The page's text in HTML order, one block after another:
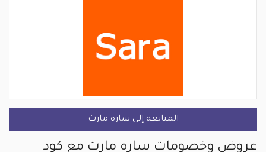
المتابعة إلى ساره مارت
عروض وخصومات ساره مارت مع كود